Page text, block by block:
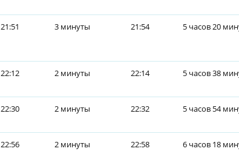
21:51 3 минуты 21:54 5 часов 20
22:12 2 минуты 22:14 5 часов 38
22:30 2 минуты 22:32 5 часов 54
22:56 2 минуты 22:58 6 часов 18